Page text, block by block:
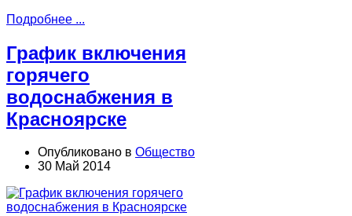
Подробнее ...
График включения
горячего
водоснабжения в
Красноярске
Опубликовано в Общество
30 Май 2014